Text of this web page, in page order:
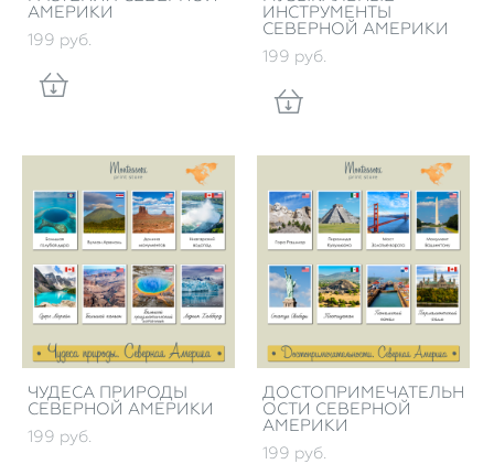
АМЕРИКИ
199 pуб.
ИНСТРУМЕНТЫ
СЕВЕРНОЙ АМЕРИКИ
199 pуб.
ЧУДЕСА ПРИРОДЫ
СЕВЕРНОЙ АМЕРИКИ
199 pуб.
ДОСТОПРИМЕЧАТЕЛЬН
ОСТИ СЕВЕРНОЙ
АМЕРИКИ
199 pуб.